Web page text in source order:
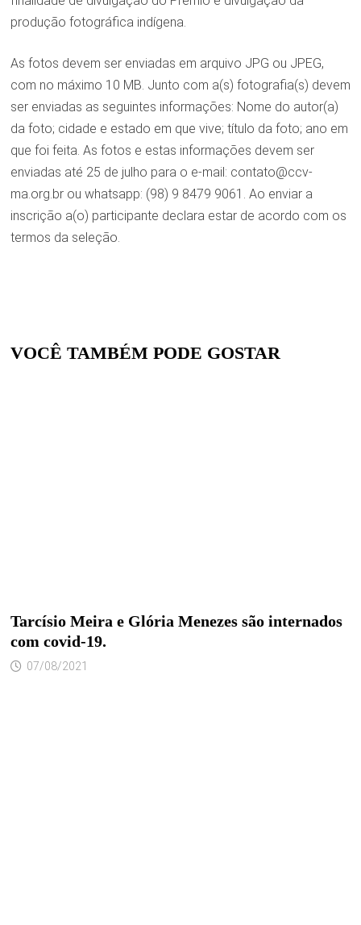
produção fotográfica indígena.
As fotos devem ser enviadas em arquivo JPG ou JPEG,
com no máximo 10 MB. Junto com a(s) fotografia(s) devem
ser enviadas as seguintes informações: Nome do autor(a)
da foto; cidade e estado em que vive; título da foto; ano em
que foi feita. As fotos e estas informações devem ser
enviadas até 25 de julho para o e-mail: contato@ccv-
ma.org.br ou whatsapp: (98) 9 8479 9061. Ao enviar a
inscrição a(o) participante declara estar de acordo com os
termos da seleção.
VOCÊ TAMBÉM PODE GOSTAR
Tarcísio Meira e Glória Menezes são internados
com covid-19.
07/08/2021